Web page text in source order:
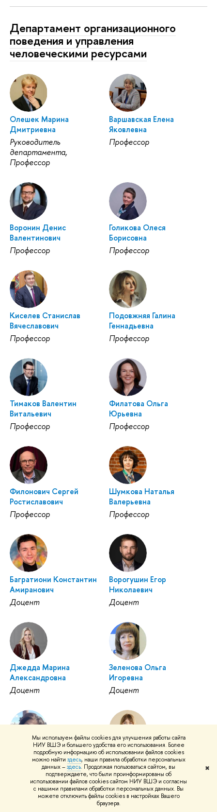
Мы используем файлы cookies для улучшения работы сайта
НИУ ВШЭ и большего удобства его использования. Более
подробную информацию об использовании файлов cookies
можно найти здесь, наши правила обработки персональных
данных –здесь. Продолжая пользоваться сайтом, вы
подтверждаете, что были проинформированы об
использовании файлов cookies сайтом НИУ ВШЭ и согласны
с нашими правилами обработки персональных данных. Вы
можете отключить файлы cookies в настройках Вашего
браузера.
✖
Департамент организационного
поведения и управления
человеческими ресурсами
Олешек Марина
Дмитриевна
Руководитель
департамента,
Профессор
Варшавская Елена
Яковлевна
Профессор
Воронин Денис
Валентинович
Профессор
Голикова Олеся
Борисовна
Профессор
Киселев Станислав
Вячеславович
Профессор
Подовжняя Галина
Геннадьевна
Профессор
Тимаков Валентин
Витальевич
Профессор
Филатова Ольга
Юрьевна
Профессор
Филонович Сергей
Ростиславович
Профессор
Шумкова Наталья
Валерьевна
Профессор
Багратиони Константин
Амиранович
Доцент
Ворогушин Егор
Николаевич
Доцент
Джедда Марина
Александровна
Доцент
Зеленова Ольга
Игоревна
Доцент
Подвербных Ульяна
Сергеевна
Доцент
Чеглакова Людмила
Михайловна
Доцент